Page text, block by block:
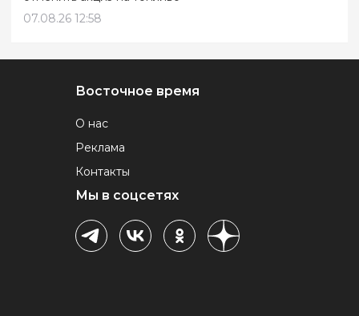
07.08.26 12:58
Восточное время
О нас
Реклама
Контакты
Мы в соцсетях